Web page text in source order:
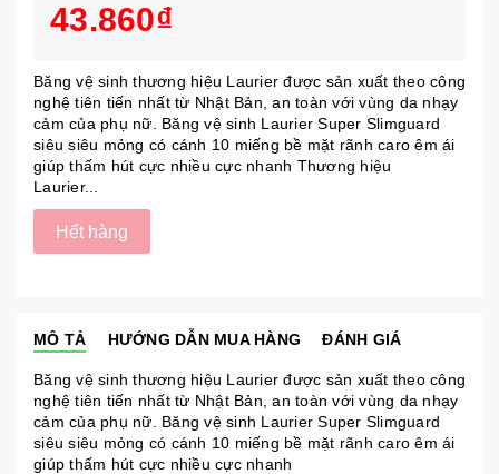
43.860₫
Băng vệ sinh thương hiệu Laurier được sản xuất theo công
nghệ tiên tiến nhất từ Nhật Bản, an toàn với vùng da nhạy
cảm của phụ nữ. Băng vệ sinh Laurier Super Slimguard
siêu siêu mỏng có cánh 10 miếng bề mặt rãnh caro êm ái
giúp thấm hút cực nhiều cực nhanh Thương hiệu
Laurier...
Hết hàng
MÔ TẢ HƯỚNG DẪN MUA HÀNG ĐÁNH GIÁ
Băng vệ sinh thương hiệu Laurier được sản xuất theo công
nghệ tiên tiến nhất từ Nhật Bản, an toàn với vùng da nhạy
cảm của phụ nữ. Băng vệ sinh Laurier Super Slimguard
siêu siêu mỏng có cánh 10 miếng bề mặt rãnh caro êm ái
giúp thấm hút cực nhiều cực nhanh